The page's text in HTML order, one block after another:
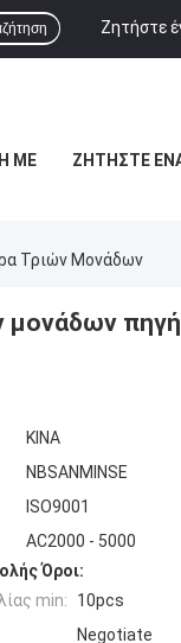
Ζητήστε
ΜΕ ΖΗΤΉΣΤΕ
Τριών Μονάδων
μονάδων
ΚΙΝΑ
NBSANMINSE
ISO9001
AC2000 - 5000
Όροι:
min:
10pcs
Negotiate